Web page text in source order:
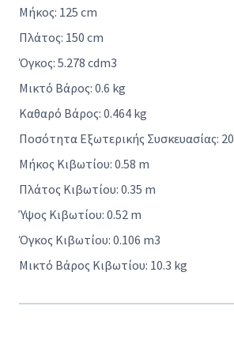
Μήκος: 125 cm
Πλάτος: 150 cm
Όγκος: 5.278 cdm3
Μικτό Βάρος: 0.6 kg
Καθαρό Βάρος: 0.464 kg
Ποσότητα Εξωτερικής Συσκευασίας: 20
Μήκος Κιβωτίου: 0.58 m
Πλάτος Κιβωτίου: 0.35 m
Ύψος Κιβωτίου: 0.52 m
Όγκος Κιβωτίου: 0.106 m3
Μικτό Βάρος Κιβωτίου: 10.3 kg